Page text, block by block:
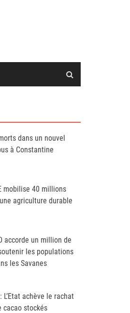
dans un nouvel
à Constantine
mobilise 40 millions
agriculture durable
accorde un million de
les populations
les Savanes
L’Etat achève le rachat
cacao stockés